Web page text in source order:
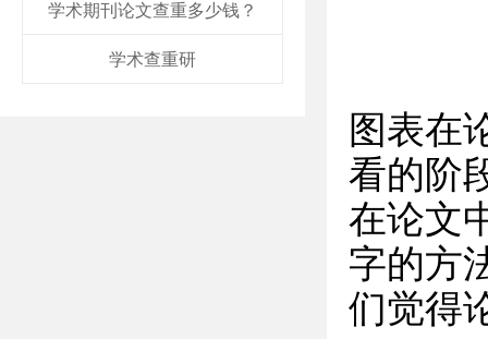
学术期刊论文查重多少钱？
学术查重研
图表在
看的阶
在论文
字的方
们觉得